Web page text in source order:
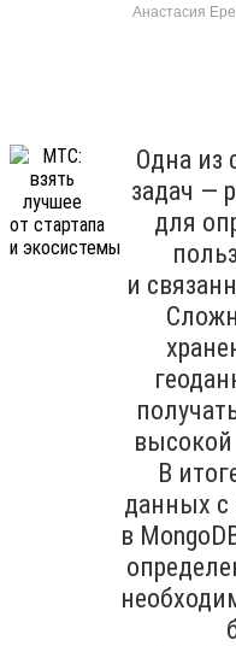
Анастасия
Одна из
задач —
для
и
высокой
В
данных с
в